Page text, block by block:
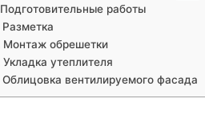
Подготовительные работы
Разметка
Монтаж обрешетки
Укладка утеплителя
Облицовка вентилируемого фасада